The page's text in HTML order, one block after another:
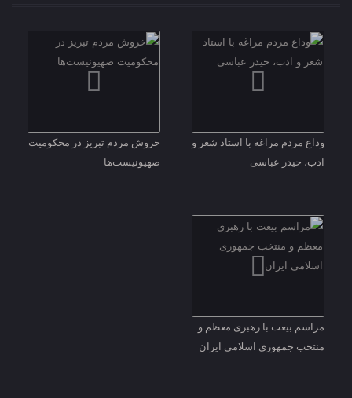
وداع مردم مراغه با استاد شعر و
ادب، حیدر عباسی
خروش مردم تبریز در محکومیت
صهیونیست‌ها
مراسم بیعت با رهبری معظم و
منتخب جمهوری اسلامی ایران